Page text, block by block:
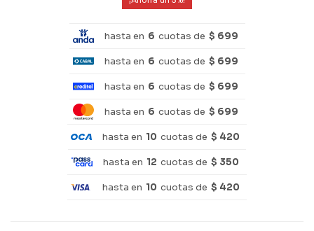
hasta en 6 cuotas de $ 699
hasta en 6 cuotas de $ 699
hasta en 6 cuotas de $ 699
hasta en 6 cuotas de $ 699
hasta en 10 cuotas de $ 420
hasta en 12 cuotas de $ 350
hasta en 10 cuotas de $ 420